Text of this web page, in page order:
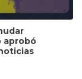
aprobó